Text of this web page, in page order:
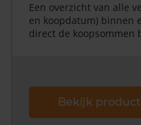
Een overzicht van alle
en koopdatum) binnen
direct de koopsommen
Bekijk product